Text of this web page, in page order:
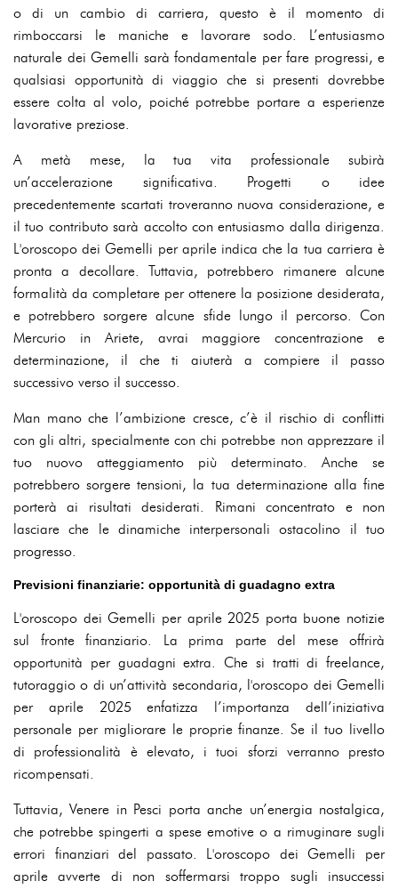
o di un cambio di carriera, questo è il momento di
rimboccarsi le maniche e lavorare sodo. L’entusiasmo
naturale dei Gemelli sarà fondamentale per fare progressi, e
qualsiasi opportunità di viaggio che si presenti dovrebbe
essere colta al volo, poiché potrebbe portare a esperienze
lavorative preziose.
A metà mese, la tua vita professionale subirà
un’accelerazione significativa. Progetti o idee
precedentemente scartati troveranno nuova considerazione, e
il tuo contributo sarà accolto con entusiasmo dalla dirigenza.
L'oroscopo dei Gemelli per aprile indica che la tua carriera è
pronta a decollare. Tuttavia, potrebbero rimanere alcune
formalità da completare per ottenere la posizione desiderata,
e potrebbero sorgere alcune sfide lungo il percorso. Con
Mercurio in Ariete, avrai maggiore concentrazione e
determinazione, il che ti aiuterà a compiere il passo
successivo verso il successo.
Man mano che l’ambizione cresce, c’è il rischio di conflitti
con gli altri, specialmente con chi potrebbe non apprezzare il
tuo nuovo atteggiamento più determinato. Anche se
potrebbero sorgere tensioni, la tua determinazione alla fine
porterà ai risultati desiderati. Rimani concentrato e non
lasciare che le dinamiche interpersonali ostacolino il tuo
progresso.
Previsioni finanziarie: opportunità di guadagno extra
L'oroscopo dei Gemelli per aprile 2025 porta buone notizie
sul fronte finanziario. La prima parte del mese offrirà
opportunità per guadagni extra. Che si tratti di freelance,
tutoraggio o di un’attività secondaria, l'oroscopo dei Gemelli
per aprile 2025 enfatizza l’importanza dell’iniziativa
personale per migliorare le proprie finanze. Se il tuo livello
di professionalità è elevato, i tuoi sforzi verranno presto
ricompensati.
Tuttavia, Venere in Pesci porta anche un’energia nostalgica,
che potrebbe spingerti a spese emotive o a rimuginare sugli
errori finanziari del passato. L'oroscopo dei Gemelli per
aprile avverte di non soffermarsi troppo sugli insuccessi